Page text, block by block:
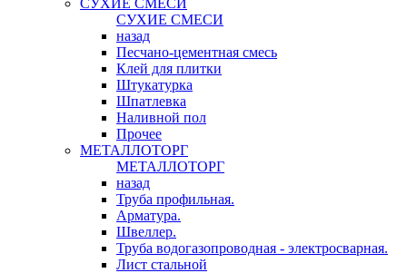
СУХИЕ СМЕСИ
СУХИЕ СМЕСИ
назад
Песчано-цементная смесь
Клей для плитки
Штукатурка
Шпатлевка
Наливной пол
Прочее
МЕТАЛЛОТОРГ
МЕТАЛЛОТОРГ
назад
Труба профильная.
Арматура.
Швеллер.
Труба водогазопроводная - электросварная.
Лист стальной